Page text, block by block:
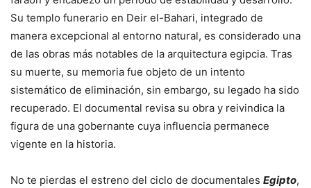
Su templo funerario en Deir el-Bahari, integrado de
manera excepcional al entorno natural, es considerado una
de las obras más notables de la arquitectura egipcia. Tras
su muerte, su memoria fue objeto de un intento
sistemático de eliminación, sin embargo, su legado ha sido
recuperado. El documental revisa su obra y reivindica la
figura de una gobernante cuya influencia permanece
vigente en la historia.
No te pierdas el estreno del ciclo de documentales Egipto,